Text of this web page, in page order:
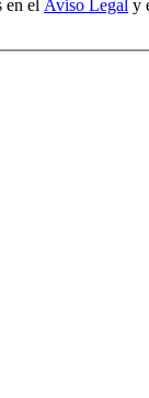
el Aviso Legal y